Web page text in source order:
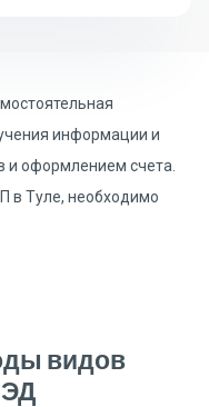
информации и
и оформлением счета.
в Туле, необходимо
видов